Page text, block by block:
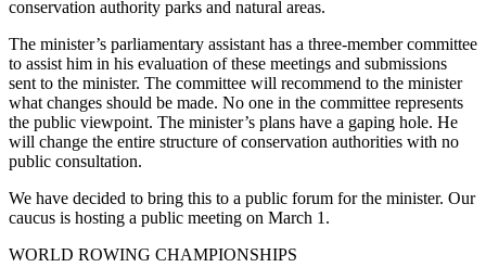
conservation authority parks and natural areas.
The minister’s parliamentary assistant has a three-member committee
to assist him in his evaluation of these meetings and submissions
sent to the minister. The committee will recommend to the minister
what changes should be made. No one in the committee represents
the public viewpoint. The minister’s plans have a gaping hole. He
will change the entire structure of conservation authorities with no
public consultation.
We have decided to bring this to a public forum for the minister. Our
caucus is hosting a public meeting on March 1.
WORLD ROWING CHAMPIONSHIPS